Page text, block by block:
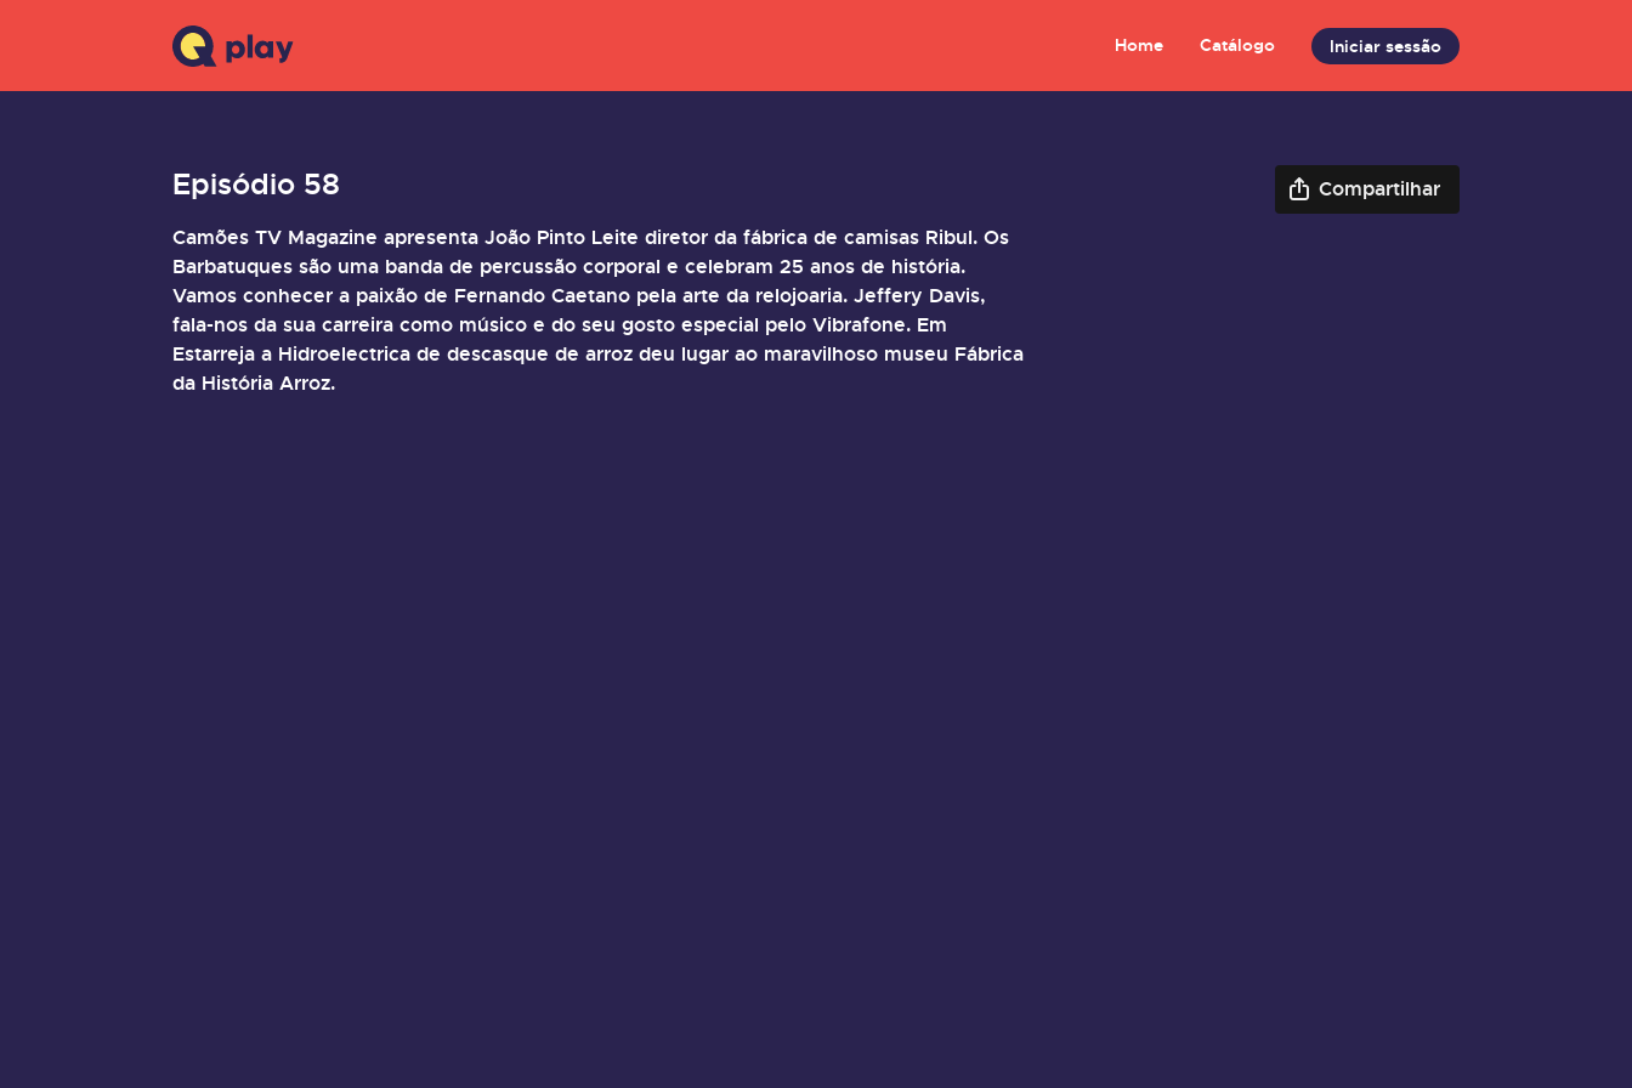
Home Catálogo Iniciar sessão
Episódio 58
Compartilhar
Camões TV Magazine apresenta João Pinto Leite diretor da fábrica de camisas Ribul. Os
Barbatuques são uma banda de percussão corporal e celebram 25 anos de história.
Vamos conhecer a paixão de Fernando Caetano pela arte da relojoaria. Jeffery Davis,
fala-nos da sua carreira como músico e do seu gosto especial pelo Vibrafone. Em
Estarreja a Hidroelectrica de descasque de arroz deu lugar ao maravilhoso museu Fábrica
da História Arroz.